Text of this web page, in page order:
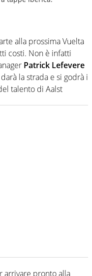
alla prossima Vuelta
costi. Non è infatti
Patrick Lefevere
la strada e si godrà i
talento di Aalst
arrivare pronto alla